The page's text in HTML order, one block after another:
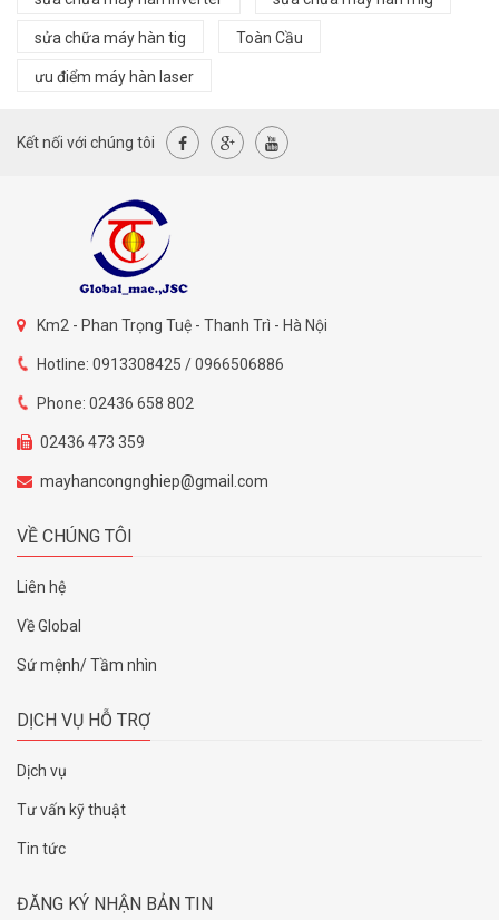
sửa chữa máy hàn tig Toàn Cầu
ưu điểm máy hàn laser
Kết nối với chúng tôi
Km2 - Phan Trọng Tuệ - Thanh Trì - Hà Nội
Hotline: 0913308425 / 0966506886
Phone: 02436 658 802
02436 473 359
mayhancongnghiep@gmail.com
VỀ CHÚNG TÔI
Liên hệ
Về Global
Sứ mệnh/ Tầm nhìn
DỊCH VỤ HỖ TRỢ
Dịch vụ
Tư vấn kỹ thuật
Tin tức
ĐĂNG KÝ NHẬN BẢN TIN